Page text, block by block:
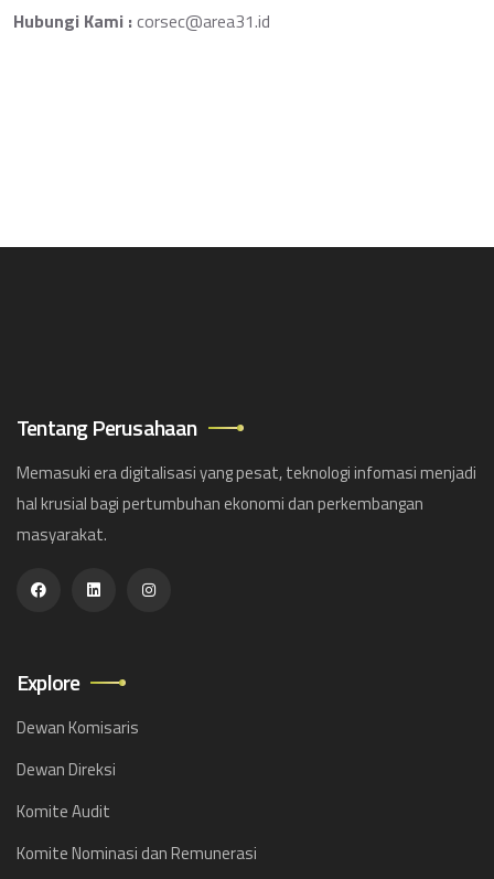
Hubungi Kami :corsec@area31.id
Tentang Perusahaan
Memasuki era digitalisasi yang pesat, teknologi infomasi menjadi
hal krusial bagi pertumbuhan ekonomi dan perkembangan
masyarakat.
Explore
Dewan Komisaris
Dewan Direksi
Komite Audit
Komite Nominasi dan Remunerasi